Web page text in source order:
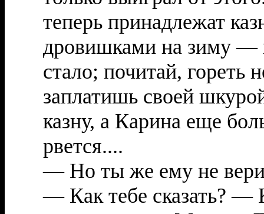
теперь принадлежат
дровишками на зиму —
стало; почитай,
заплатишь своей
казну, а Карина еще
рвется....
— Но ты же ему не
— Как тебе сказать? —